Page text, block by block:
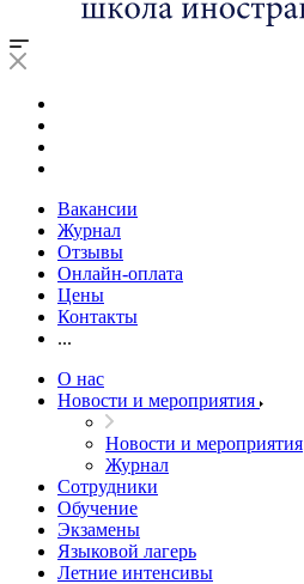
Вакансии
Журнал
Отзывы
Онлайн-оплата
Цены
Контакты
...
О нас
Новости и мероприятия
Новости и мероприятия
Журнал
Сотрудники
Обучение
Экзамены
Языковой лагерь
Летние интенсивы